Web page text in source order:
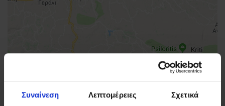
Συναίνεση Λεπτομέρειες Σχετικά